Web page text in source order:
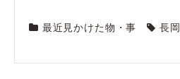
最近見かけた物・事 長岡